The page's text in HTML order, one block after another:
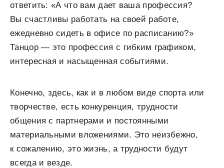
ответить: «А что вам дает ваша профессия?
Вы счастливы работать на своей работе,
ежедневно сидеть в офисе по расписанию?»
Танцор — это профессия с гибким графиком,
интересная и насыщенная событиями.
Конечно, здесь, как и в любом виде спорта или
творчестве, есть конкуренция, трудности
общения с партнерами и постоянными
материальными вложениями. Это неизбежно,
к сожалению, это жизнь, а трудности будут
всегда и везде.